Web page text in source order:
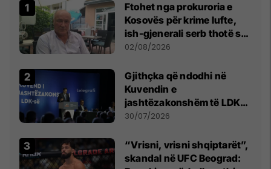
Ftohet nga prokuroria e
Kosovës për krime lufte,
ish-gjenerali serb thotë se
dikush e tradhtoi në
02/08/2026
Gjithçka që ndodhi në
Kuvendin e
jashtëzakonshëm të LDK-
së
30/07/2026
“Vrisni, vrisni shqiptarët”,
skandal në UFC Beograd: